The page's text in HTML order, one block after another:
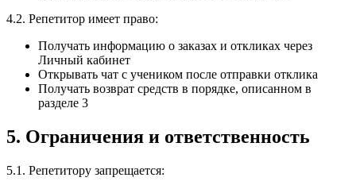
4.2. Репетитор имеет право:
Получать информацию о заказах и откликах через
Личный кабинет
Открывать чат с учеником после отправки отклика
Получать возврат средств в порядке, описанном в
разделе 3
5. Ограничения и ответственность
5.1. Репетитору запрещается: